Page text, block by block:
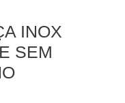
INOX
SEM